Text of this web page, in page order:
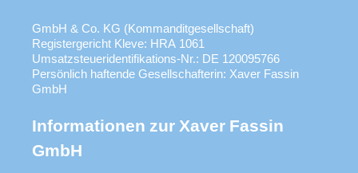
GmbH & Co. KG (Kommanditgesellschaft)
Registergericht Kleve: HRA 1061
Umsatzsteueridentifikations-Nr.: DE 120095766
Persönlich haftende Gesellschafterin: Xaver Fassin
GmbH
Informationen zur Xaver Fassin
GmbH